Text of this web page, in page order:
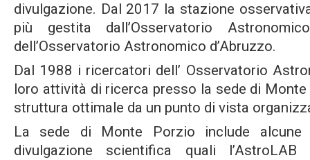
divulgazione. Dal 2017 la stazione
più gestita dall’Osservatorio
dell’Osservatorio Astronomico d’Abruzzo.
Dal 1988 i ricercatori dell’ Osservatorio
loro attività di ricerca presso la sede di
struttura ottimale da un punto di vista
La sede di Monte Porzio include alcune
divulgazione scientifica quali